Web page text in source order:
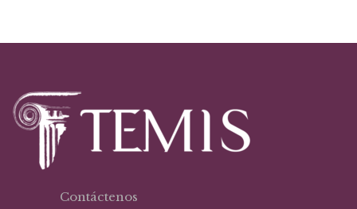
Contáctenos